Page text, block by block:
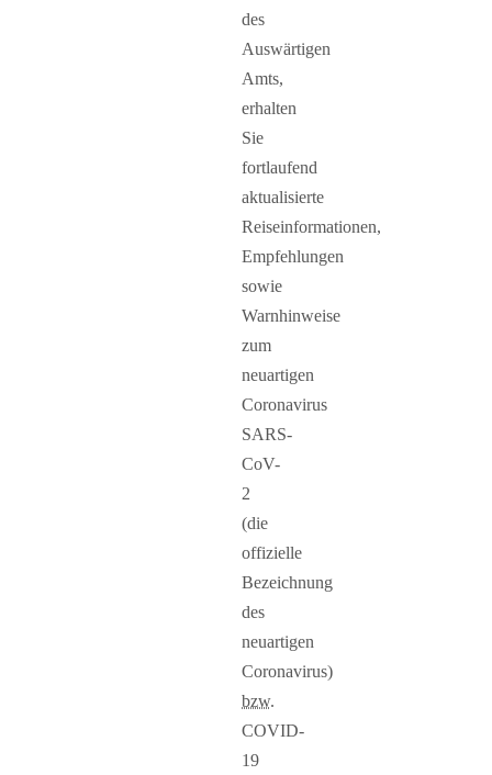
des
Auswärtigen
Amts,
erhalten
Sie
fortlaufend
aktualisierte
Reiseinformationen,
Empfehlungen
sowie
Warnhinweise
zum
neuartigen
Coronavirus
SARS-
CoV-
2
(die
offizielle
Bezeichnung
des
neuartigen
Coronavirus)
bzw.
COVID-
19